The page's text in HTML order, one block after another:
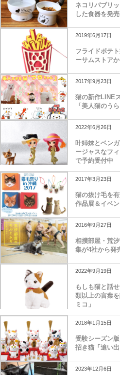
ネコリパブリ
した食器を発売
2019年6月17日
フライドポテ
ーサムストア
2017年9月23日
猫の新作LINE
「美人猫のう
2022年6月26日
叶姉妹とベン
ージャスなフ
で予約受付中
2017年3月23日
猫の抜け毛を
作品展＆イベ
2016年9月27日
相撲部屋・荒
集が4社から発
2022年9月19日
もしも猫と話
類以上の言葉
ミコ」
2018年1月15日
受験シーズン
招き猫「追い出
2023年12月6日